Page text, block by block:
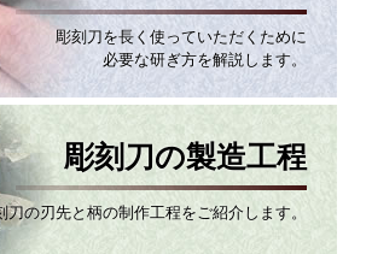
彫刻刀を長く使っていただくために
必要な研ぎ方を解説します。
彫刻刀の製造工程
刀の刃先と柄の制作工程をご紹介します。